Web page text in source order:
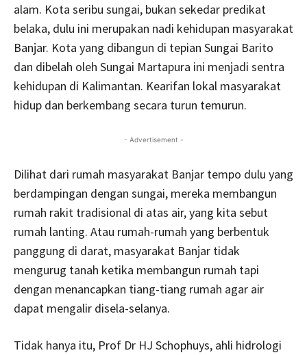
alam. Kota seribu sungai, bukan sekedar predikat
belaka, dulu ini merupakan nadi kehidupan masyarakat
Banjar. Kota yang dibangun di tepian Sungai Barito
dan dibelah oleh Sungai Martapura ini menjadi sentra
kehidupan di Kalimantan. Kearifan lokal masyarakat
hidup dan berkembang secara turun temurun.
- Advertisement -
Dilihat dari rumah masyarakat Banjar tempo dulu yang
berdampingan dengan sungai, mereka membangun
rumah rakit tradisional di atas air, yang kita sebut
rumah lanting. Atau rumah-rumah yang berbentuk
panggung di darat, masyarakat Banjar tidak
mengurug tanah ketika membangun rumah tapi
dengan menancapkan tiang-tiang rumah agar air
dapat mengalir disela-selanya.
Tidak hanya itu, Prof Dr HJ Schophuys, ahli hidrologi